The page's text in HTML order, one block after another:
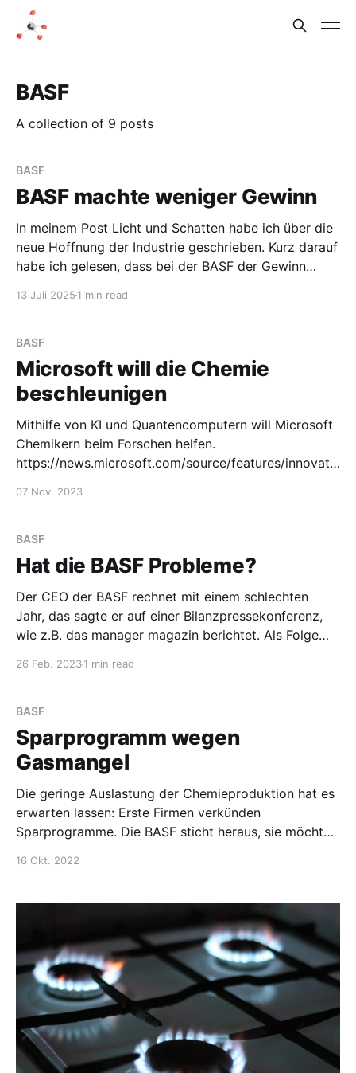
BASF
A collection of 9 posts
BASF
BASF machte weniger Gewinn
In meinem Post Licht und Schatten habe ich über die
neue Hoffnung der Industrie geschrieben. Kurz darauf
habe ich gelesen, dass bei der BASF der Gewinn
Wertberichtigungen“ die
13 Juli 2025 1 min read
BASF
Microsoft will die Chemie
beschleunigen
Mithilfe von KI und Quantencomputern will Microsoft
Chemikern beim Forschen helfen.
https://news.microsoft.com/source/features/innovati
meint ihr dazu?
07 Nov. 2023
BASF
Hat die BASF Probleme?
Der CEO der BASF rechnet mit einem schlechten
Jahr, das sagte er auf einer Bilanzpressekonferenz,
wie z.B. das manager magazin berichtet. Als Folge
Anlage. Weiter war der Presse zu entnehmen, dass
Saori
26 Feb. 20231 min read
BASF
Sparprogramm wegen
Gasmangel
Die geringe Auslastung der Chemieproduktion hat es
erwarten lassen: Erste Firmen verkünden
Sparprogramme. Die BASF sticht heraus, sie möchte
SKW Piesteritz, die Ammonik herstellt,
16 Okt. 2022